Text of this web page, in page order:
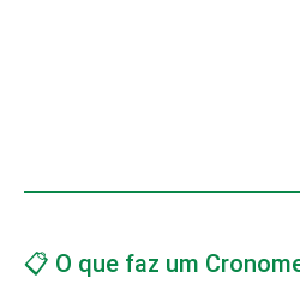
📋 O que faz um